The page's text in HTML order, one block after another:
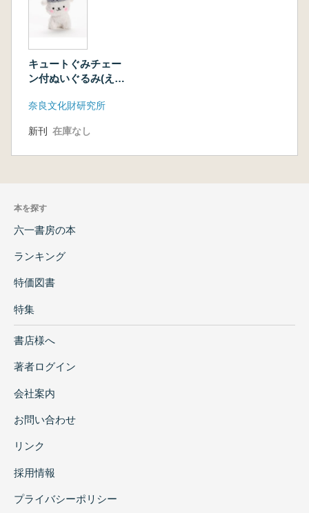
キュートぐみチェー
ン付ぬいぐるみ(えん
奈良文化財研究所
新刊 在庫なし
本を探す
六一書房の本
ランキング
特価図書
特集
書店様へ
著者ログイン
会社案内
お問い合わせ
リンク
採用情報
プライバシーポリシー